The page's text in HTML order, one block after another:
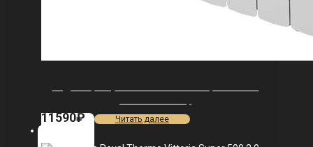
11590₽ Читать далее